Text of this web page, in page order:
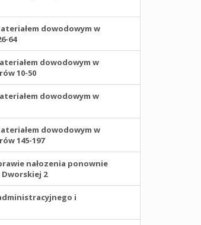
dowodowym w
64
dowodowym w
10-50
dowodowym w
dowodowym w
145-197
nałozenia ponownie
2
administracyjnego i